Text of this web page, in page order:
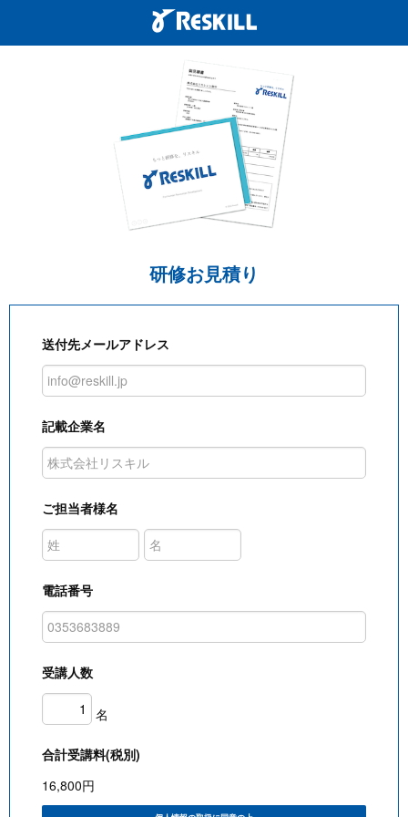
研修お見積り
送付先メールアドレス
記載企業名
ご担当者様名
電話番号
受講人数
名
合計受講料(税別)
16,800円